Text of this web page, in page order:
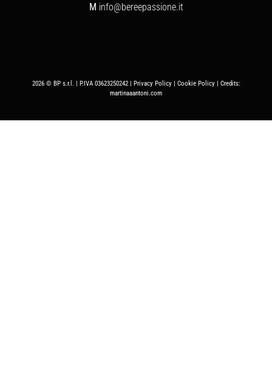
M info@bereepassione.it
2026 © BP s.r.l. | P.IVA 03623250242 | Privacy Policy| Cookie Policy| Credits:
martinaaantoni.com